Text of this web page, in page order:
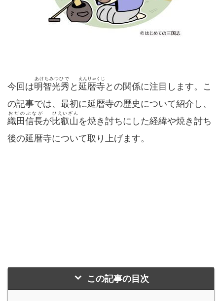
今回は明智光秀
あけちみつひで
と延暦寺
えんりゃくじ
との関係に注目します。こ
の記事では、最初に延暦寺の歴史について紹介し、
織田信長
おだのぶなが
が比叡山
ひえいざん
を焼き討ちにした経緯や焼き討ち
後の延暦寺について取り上げます。
この記事の目次